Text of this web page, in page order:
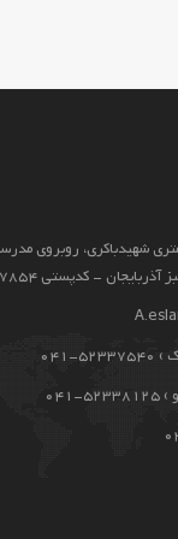
شرقي، ميانه، خ 45 متری
- کدپستی 5318757854